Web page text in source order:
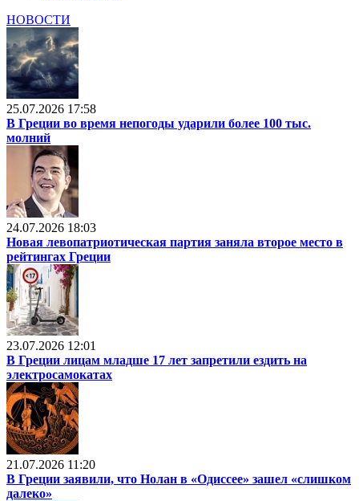
НОВОСТИ
25.07.2026 17:58
В Греции во время непогоды ударили более 100 тыс.
молний
24.07.2026 18:03
Новая левопатриотическая партия заняла второе место в
рейтингах Греции
23.07.2026 12:01
В Греции лицам младше 17 лет запретили ездить на
электросамокатах
21.07.2026 11:20
В Греции заявили, что Нолан в «Одиссее» зашел «слишком
далеко»